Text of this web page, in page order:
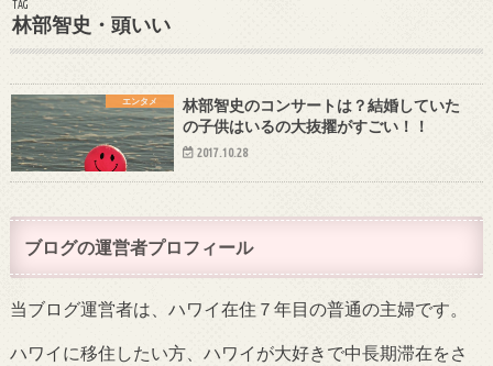
TAG
林部智史・頭いい
エンタメ
林部智史のコンサートは？結婚していた
の子供はいるの大抜擢がすごい！！
2017.10.28
ブログの運営者プロフィール
当ブログ運営者は、ハワイ在住７年目の普通の主婦です。
ハワイに移住したい方、ハワイが大好きで中長期滞在をさ